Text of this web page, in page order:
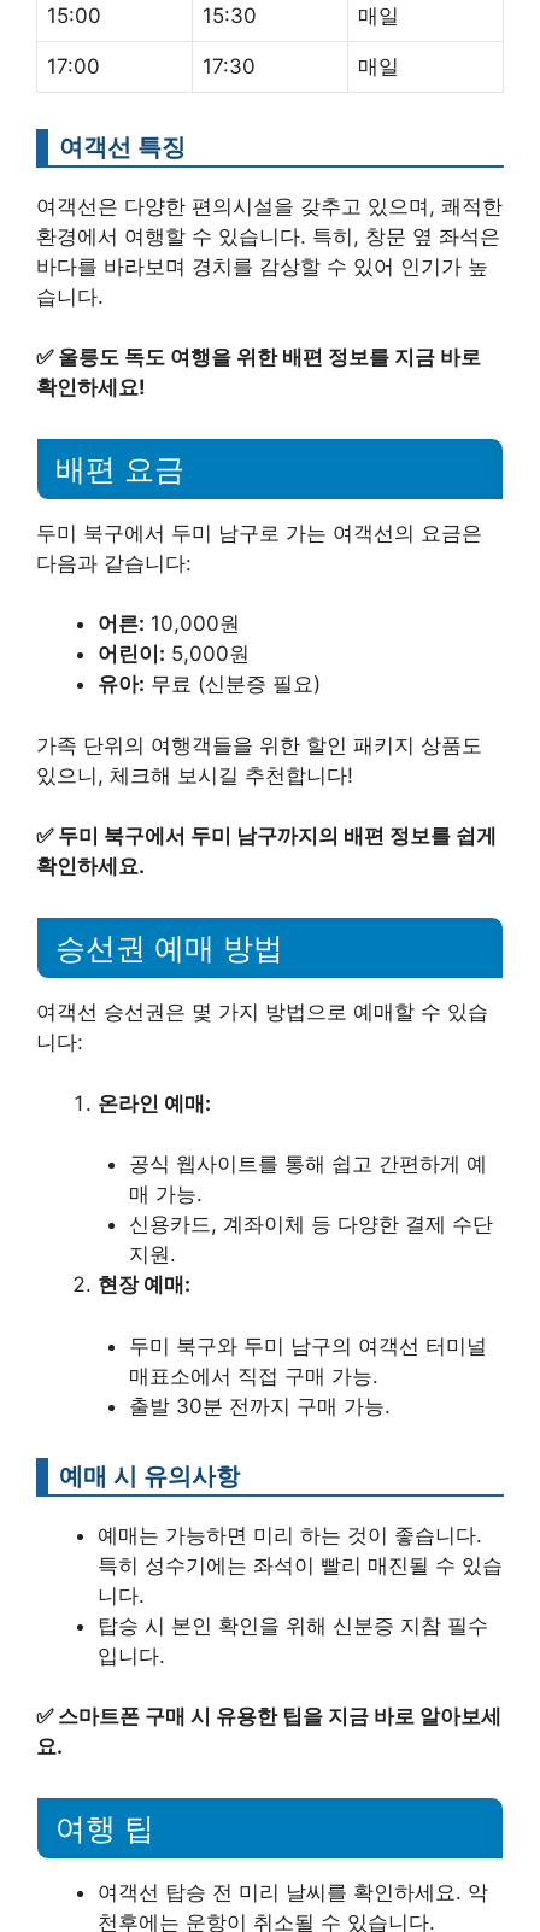
15:00 15:30 매일
17:00 17:30 매일
여객선 특징
여객선은 다양한 편의시설을 갖추고 있으며, 쾌적한
환경에서 여행할 수 있습니다. 특히, 창문 옆 좌석은
바다를 바라보며 경치를 감상할 수 있어 인기가 높
습니다.
✅ 울릉도 독도 여행을 위한 배편 정보를 지금 바로
확인하세요!
배편 요금
두미 북구에서 두미 남구로 가는 여객선의 요금은
다음과 같습니다:
어른: 10,000원
어린이: 5,000원
유아: 무료 (신분증 필요)
가족 단위의 여행객들을 위한 할인 패키지 상품도
있으니, 체크해 보시길 추천합니다!
✅ 두미 북구에서 두미 남구까지의 배편 정보를 쉽게
확인하세요.
승선권 예매 방법
여객선 승선권은 몇 가지 방법으로 예매할 수 있습
니다:
온라인 예매:
공식 웹사이트를 통해 쉽고 간편하게 예
매 가능.
신용카드, 계좌이체 등 다양한 결제 수단
지원.
현장 예매:
두미 북구와 두미 남구의 여객선 터미널
매표소에서 직접 구매 가능.
출발 30분 전까지 구매 가능.
예매 시 유의사항
예매는 가능하면 미리 하는 것이 좋습니다.
특히 성수기에는 좌석이 빨리 매진될 수 있습
니다.
탑승 시 본인 확인을 위해 신분증 지참 필수
입니다.
✅ 스마트폰 구매 시 유용한 팁을 지금 바로 알아보세
요.
여행 팁
여객선 탑승 전 미리 날씨를 확인하세요. 악
천후에는 운항이 취소될 수 있습니다.